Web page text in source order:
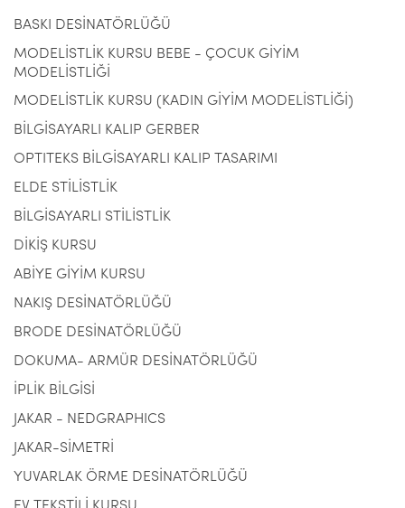
BASKI DESİNATÖRLÜĞÜ
MODELİSTLİK KURSU BEBE - ÇOCUK GİYİM
MODELİSTLİĞİ
MODELİSTLİK KURSU (KADIN GİYİM MODELİSTLİĞİ)
BİLGİSAYARLI KALIP GERBER
OPTITEKS BİLGİSAYARLI KALIP TASARIMI
ELDE STİLİSTLİK
BİLGİSAYARLI STİLİSTLİK
DİKİŞ KURSU
ABİYE GİYİM KURSU
NAKIŞ DESİNATÖRLÜĞÜ
BRODE DESİNATÖRLÜĞÜ
DOKUMA- ARMÜR DESİNATÖRLÜĞÜ
İPLİK BİLGİSİ
JAKAR - NEDGRAPHICS
JAKAR-SİMETRİ
YUVARLAK ÖRME DESİNATÖRLÜĞÜ